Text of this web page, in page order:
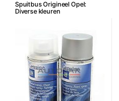
Spuitbus Origineel Opel:
Diverse kleuren